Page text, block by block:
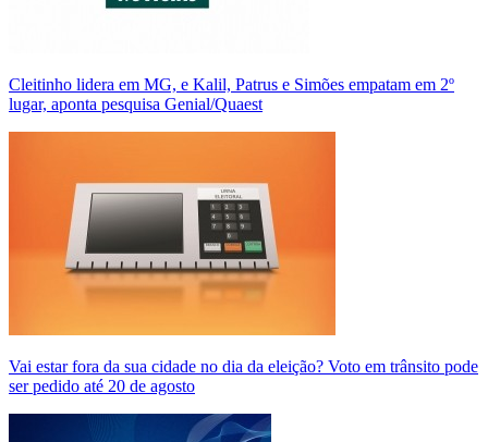
Cleitinho lidera em MG, e Kalil, Patrus e Simões empatam em 2º
lugar, aponta pesquisa Genial/Quaest
Vai estar fora da sua cidade no dia da eleição? Voto em trânsito pode
ser pedido até 20 de agosto